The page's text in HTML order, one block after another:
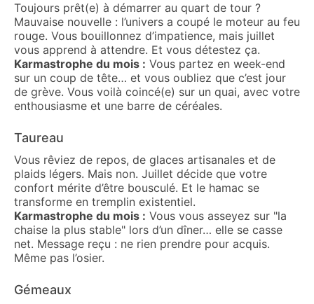
Toujours prêt(e) à démarrer au quart de tour ?
Mauvaise nouvelle : l’univers a coupé le moteur au feu
rouge. Vous bouillonnez d’impatience, mais juillet
vous apprend à attendre. Et vous détestez ça.
Karmastrophe du mois : Vous partez en week-end
sur un coup de tête… et vous oubliez que c’est jour
de grève. Vous voilà coincé(e) sur un quai, avec votre
enthousiasme et une barre de céréales.
Taureau
Vous rêviez de repos, de glaces artisanales et de
plaids légers. Mais non. Juillet décide que votre
confort mérite d’être bousculé. Et le hamac se
transforme en tremplin existentiel.
Karmastrophe du mois : Vous vous asseyez sur "la
chaise la plus stable" lors d’un dîner… elle se casse
net. Message reçu : ne rien prendre pour acquis.
Même pas l’osier.
Gémeaux